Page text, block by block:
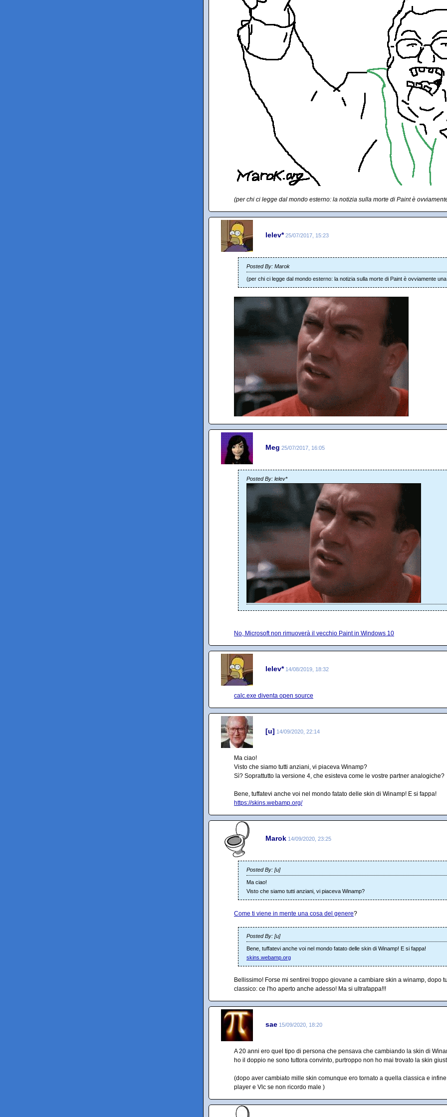
(per chi ci legge dal mondo esterno: la notizia sulla morte di Paint è
lelev* 25/07/2017, 15:23
Posted By: Marok
(per chi ci legge dal mondo esterno: la notizia sulla morte di Paint è ovviamente
Meg 25/07/2017, 16:05
Posted By: lelev*
No, Microsoft non rimuoverà il vecchio Paint in Windows 10
lelev* 14/08/2019, 18:32
calc.exe diventa open source
[u] 14/09/2020, 22:14
Ma ciao!
Visto che siamo tutti anziani, vi piaceva Winamp?
Sì? Soprattutto la versione 4, che esisteva come le vostre partner analogiche?
Bene, tuffatevi anche voi nel mondo fatato delle skin di Winamp! E si fappa!
https://skins.webamp.org/
Marok 14/09/2020, 23:25
Posted By: [u]
Ma ciao!
Visto che siamo tutti anziani, vi piaceva Winamp?
Come ti viene in mente una cosa del genere?
Posted By: [u]
Bene, tuffatevi anche voi nel mondo fatato delle skin di Winamp! E si fappa!
skins.webamp.org
Bellissimo! Forse mi sentirei troppo giovane a cambiare skin a winamp, dopo
classico: ce l'ho aperto anche adesso! Ma si ultrafappa!!!
sae 15/09/2020, 18:20
A 20 anni ero quel tipo di persona che pensava che cambiando la skin di
ho il doppio ne sono tuttora convinto, purtroppo non ho mai trovato la skin
(dopo aver cambiato mille skin comunque ero tornato a quella classica e
player e Vlc se non ricordo male )